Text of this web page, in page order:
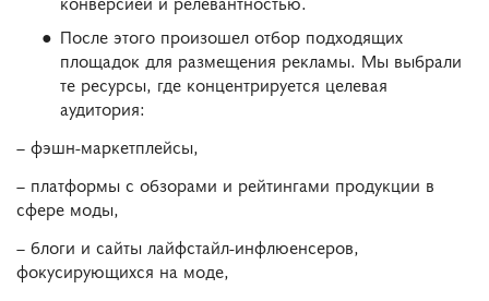
После этого произошел отбор подходящих
площадок для размещения рекламы. Мы выбрали
те ресурсы, где концентрируется целевая
аудитория:
– фэшн-маркетплейсы,
– платформы с обзорами и рейтингами продукции в
сфере моды,
– блоги и сайты лайфстайл-инфлюенсеров,
фокусирующихся на моде,